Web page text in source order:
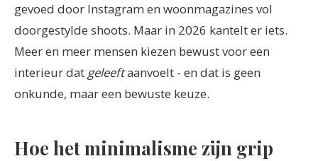
gevoed door Instagram en woonmagazines vol
doorgestylde shoots. Maar in 2026 kantelt er iets.
Meer en meer mensen kiezen bewust voor een
interieur dat geleeftaanvoelt - en dat is geen
onkunde, maar een bewuste keuze.
Hoe het minimalisme zijn grip